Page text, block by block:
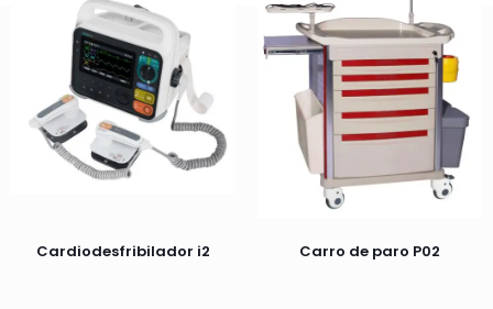
Cardiodesfribilador i2 Carro de paro P02